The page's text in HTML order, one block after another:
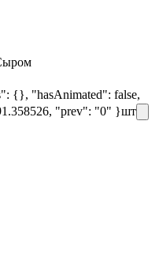
{}, "hasAnimated": false,
"prev": "0" }шт